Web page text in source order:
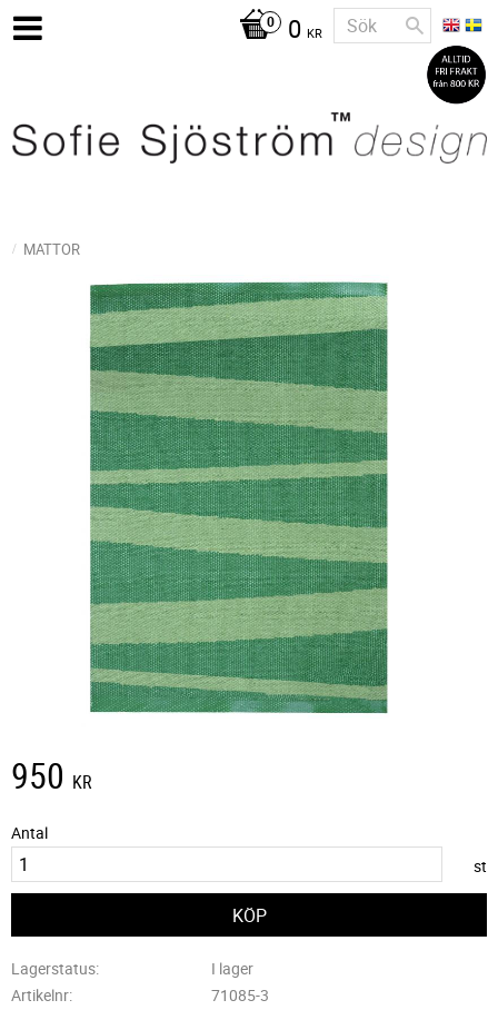
0 KR
MATTOR
950 KR
Antal
st
Lagerstatus
I lager
Artikelnr
71085-3